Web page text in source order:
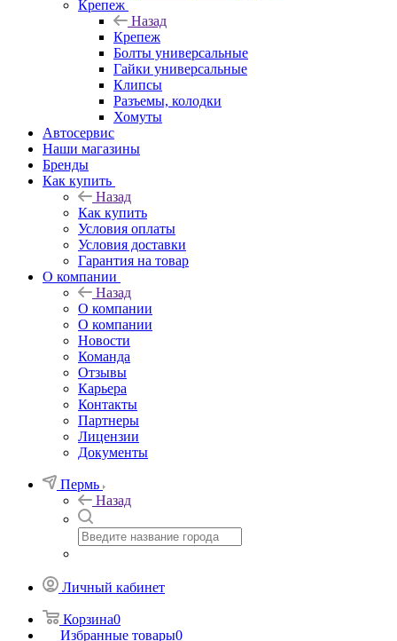
Крепеж
Назад
Крепеж
Болты универсальные
Гайки универсальные
Клипсы
Разъемы, колодки
Хомуты
Автосервис
Наши магазины
Бренды
Как купить
Назад
Как купить
Условия оплаты
Условия доставки
Гарантия на товар
О компании
Назад
О компании
О компании
Новости
Команда
Отзывы
Карьера
Контакты
Партнеры
Лицензии
Документы
Пермь
Назад
Личный кабинет
Корзина0
Избранные товары0